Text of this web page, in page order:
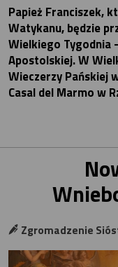
Papież Franciszek,
Watykanu, będzie
Wielkiego Tygodnia
Apostolskiej. W
Wieczerzy Pańskiej
Casal del Marmo w
Zgromadzenie